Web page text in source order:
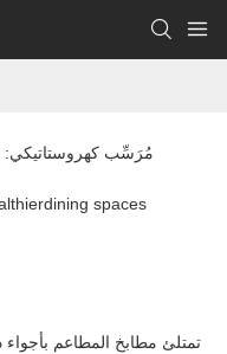
مُرَسِّب كهروستاتيكي:
spaces
تمتلئ مطابخ المطاعم بأجواء